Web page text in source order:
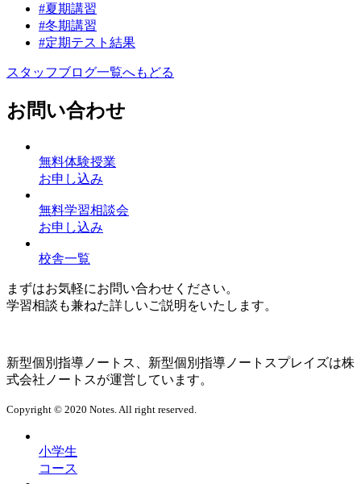
#夏期講習
#冬期講習
#定期テスト結果
スタッフブログ一覧へもどる
お問い合わせ
無料体験授業
お申し込み
無料学習相談会
お申し込み
校舎一覧
まずはお気軽にお問い合わせください。
学習相談も兼ねた詳しいご説明をいたします。
新型個別指導ノートス、新型個別指導ノートスプレイズは株
式会社ノートスが運営しています。
Copyright © 2020 Notes. All right reserved.
小学生
コース